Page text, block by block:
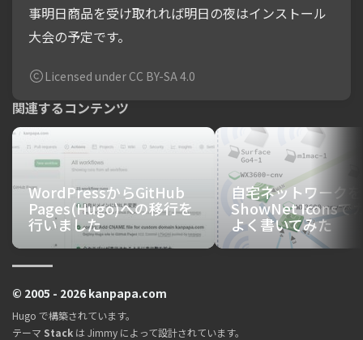
事明日商品を受け取れれば明日の夜はインストール
大会の予定です。
Licensed under CC BY-SA 4.0
関連するコンテンツ
WordPressからGitHub
Pages(Hugo)への移行を
行いました
自宅ネットワークを
ShowNet Iconsで
よく書いてみた
© 2005 - 2026 kanpapa.com
Hugo で構築されています。
テーマ Stack は Jimmy によって設計されています。